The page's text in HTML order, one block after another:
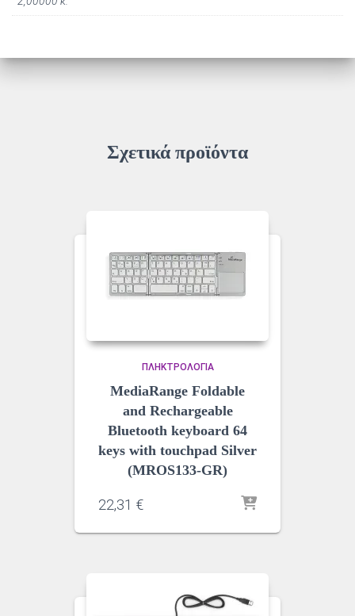
Σχετικά προϊόντα
ΠΛΗΚΤΡΟΛΌΓΙΑ
MediaRange Foldable
and Rechargeable
Bluetooth keyboard 64
keys with touchpad Silver
(MROS133-GR)
22,31 €